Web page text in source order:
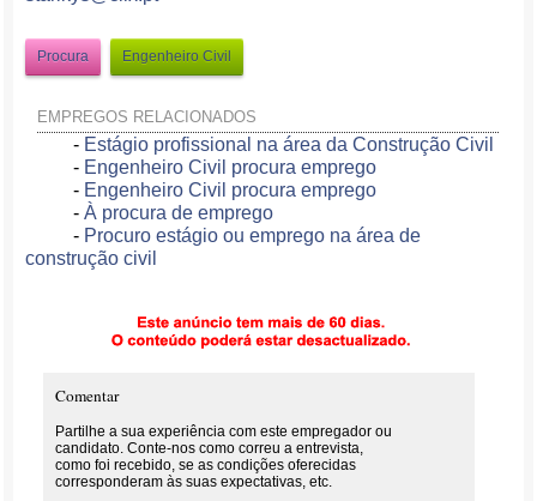
Procura Engenheiro Civil
EMPREGOS RELACIONADOS
- Estágio profissional na área da Construção Civil
- Engenheiro Civil procura emprego
- Engenheiro Civil procura emprego
-À procura de emprego
- Procuro estágio ou emprego na área de
construção civil
Comentar
Partilhe a sua experiência com este empregador ou
candidato. Conte-nos como correu a entrevista,
como foi recebido, se as condições oferecidas
corresponderam às suas expectativas, etc.